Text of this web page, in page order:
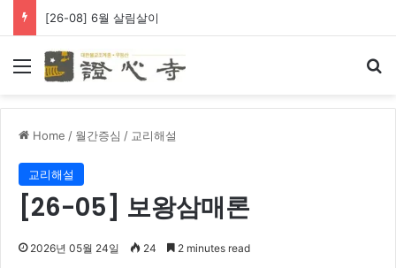
[26-08] 왕생극락 바라옵니다
Menu
Home / 월간증심 / 교리해설
교리해설
[26-05] 보왕삼매론
2026년 05월 24일 24 2 minutes read